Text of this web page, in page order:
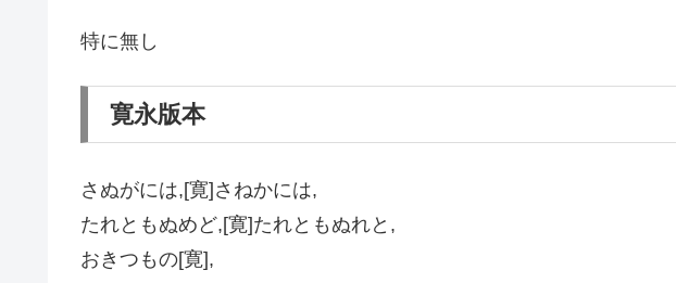
特に無し
寛永版本
さぬがには,[寛]さねかには,
たれともぬめど,[寛]たれともぬれと,
おきつもの[寛],